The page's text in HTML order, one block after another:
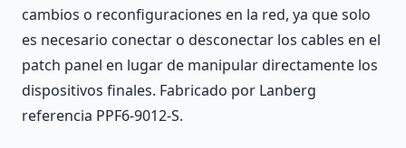
cambios o reconfiguraciones en la red, ya que solo
es necesario conectar o desconectar los cables en el
patch panel en lugar de manipular directamente los
dispositivos finales. Fabricado por Lanberg
referencia PPF6-9012-S.